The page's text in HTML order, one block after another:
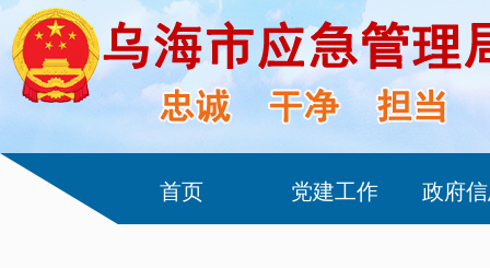
首页 党建工作 政府